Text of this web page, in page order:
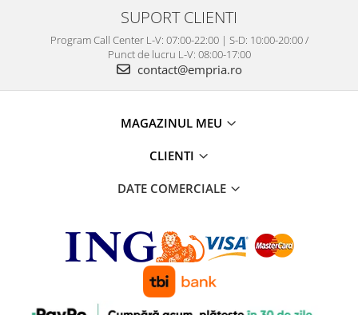
SUPORT CLIENTI
Program Call Center L-V: 07:00-22:00 | S-D: 10:00-20:00 /
Punct de lucru L-V: 08:00-17:00
contact@empria.ro
MAGAZINUL MEU
CLIENTI
DATE COMERCIALE